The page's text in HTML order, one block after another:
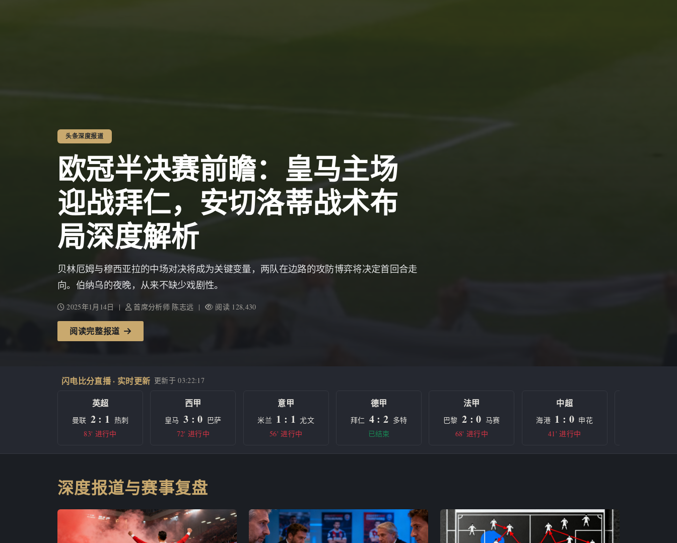
头条深度报道
欧冠半决赛前瞻：皇马主场
迎战拜仁，安切洛蒂战术布
局深度解析
贝林厄姆与穆西亚拉的中场对决将成为关键变量，两队在边路的攻防博弈将决定首回合走
向。伯纳乌的夜晚，从来不缺少戏剧性。
2025年1月14日 | 首席分析师 陈志远 | 阅读 128,430
阅读完整报道
闪电比分直播 · 实时更新 更新于03:22:17
英超
曼联 2 : 1 热刺
83' 进行中
西甲
皇马 3 : 0 巴萨
72' 进行中
意甲
米兰 1 : 1 尤文
56' 进行中
德甲
拜仁 4 : 2 多特
已结束
法甲
巴黎 2 : 0 马赛
68' 进行中
中超
海港 1 : 0 申花
41' 进行中
深度报道与赛事复盘